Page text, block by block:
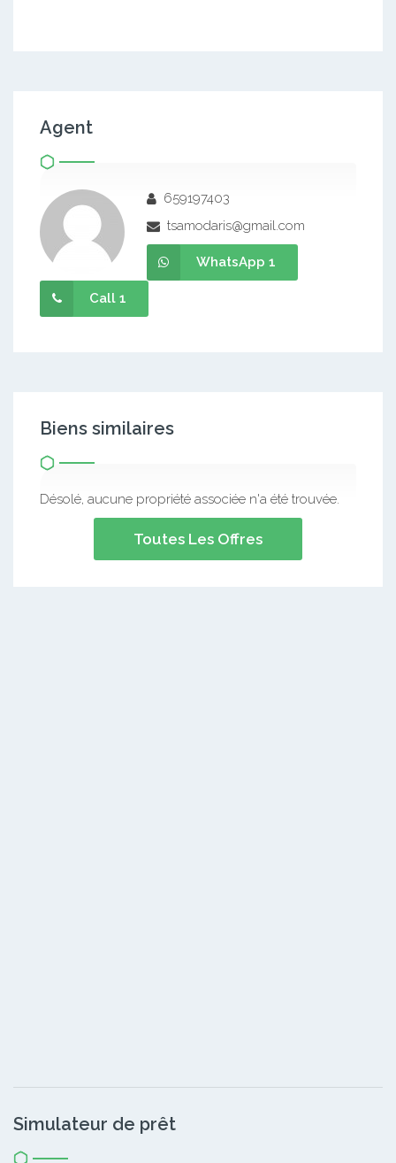
Agent
659197403
tsamodaris@gmail.com
WhatsApp 1
Call 1
Biens similaires
Désolé, aucune propriété associée n'a été trouvée.
Toutes Les Offres
Simulateur de prêt